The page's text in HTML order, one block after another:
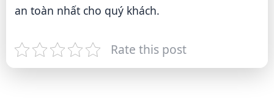
an toàn nhất cho quý khách.
Rate this post